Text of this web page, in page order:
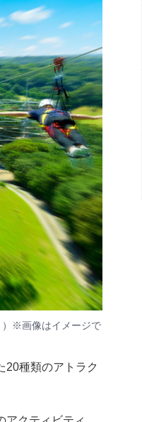
）※画像はイメージで
20種類のアトラク